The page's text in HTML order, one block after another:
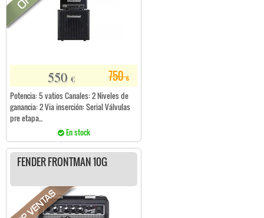
750€
550 €
Potencia: 5 vatios Canales: 2 Niveles de
ganancia: 2 Via inserción: Serial Válvulas
pre etapa...
En stock
FENDER FRONTMAN 10G